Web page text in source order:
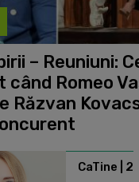
– Reuniuni:
când Romeo
Răzvan
CaTine | 2